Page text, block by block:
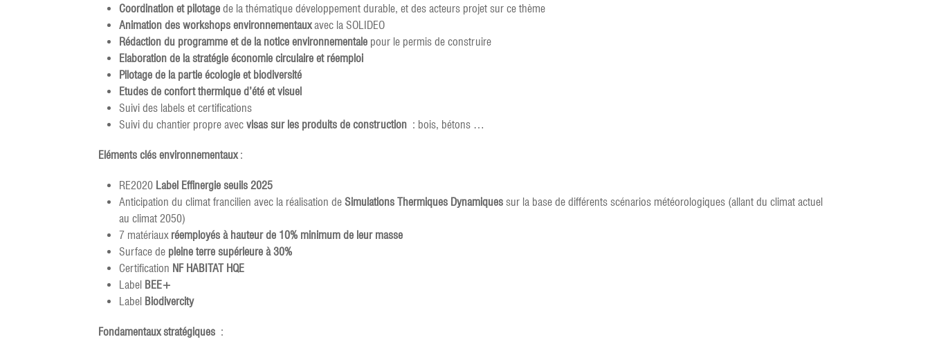
Coordination et pilotage de la thématique développement durable, et des acteurs projet sur ce thème
Animation des workshops environnementauxavec la SOLIDEO
Rédaction du programme et de la notice environnementale pour le permis de construire
Elaboration de la stratégie économie circulaire et réemploi
Pilotage de la partie écologie et biodiversité
Etudes de confort thermique d’été et visuel
Suivi des labels et certifications
Suivi du chantier propre avec visas sur les produits de construction : bois, bétons …
Eléments clés environnementaux:
RE2020 Label Effinergie seuils 2025
Anticipation du climat francilien avec la réalisation de Simulations Thermiques Dynamiques sur la base de différents scénarios météorologiques (allant du climat actuel
au climat 2050)
7 matériaux réemployés à hauteur de 10% minimum de leur masse
Surface de pleine terre supérieure à 30%
Certification NF HABITAT HQE
Label BEE+
Label Biodivercity
Fondamentaux stratégiques :